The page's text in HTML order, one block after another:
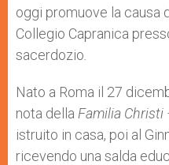
oggi promuove la causa
Collegio Capranica
sacerdozio
Nato a Roma il 27
nota della Familia Christi
istruito in casa, poi al
ricevendo una salda